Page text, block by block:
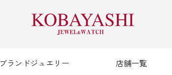
ブランドジュエリー 店舗一覧